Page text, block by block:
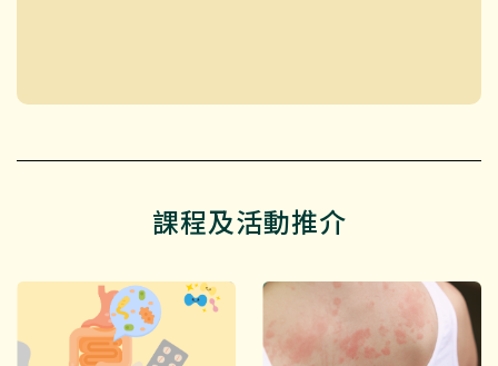
課程及活動推介